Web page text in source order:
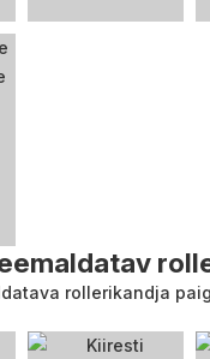
rollerikandja